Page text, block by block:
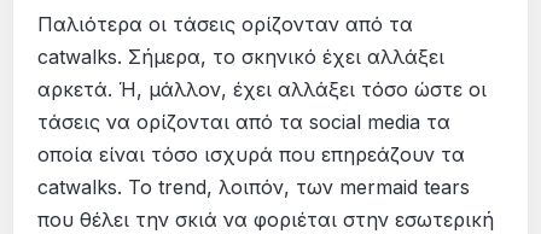
Παλιότερα οι τάσεις ορίζονταν από τα
catwalks. Σήμερα, το σκηνικό έχει αλλάξει
αρκετά. Ή, μάλλον, έχει αλλάξει τόσο ώστε οι
τάσεις να ορίζονται από τα social media τα
οποία είναι τόσο ισχυρά που επηρεάζουν τα
catwalks. Το trend, λοιπόν, των mermaid tears
που θέλει την σκιά να φοριέται στην εσωτερική